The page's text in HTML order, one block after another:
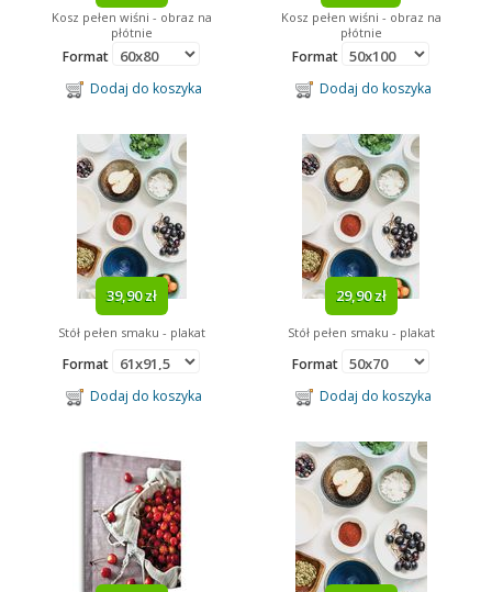
Kosz pełen wiśni - obraz na
płótnie
Format
Dodaj do koszyka
Kosz pełen wiśni - obraz na
płótnie
Format
Dodaj do koszyka
39,90 zł
Stół pełen smaku - plakat
Format
Dodaj do koszyka
29,90 zł
Stół pełen smaku - plakat
Format
Dodaj do koszyka